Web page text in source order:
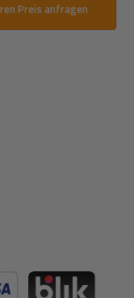
Preis anfragen